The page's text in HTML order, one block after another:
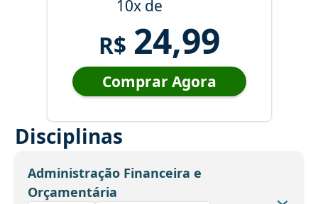
10x de
R$ 24,99
Comprar Agora
Disciplinas
Administração Financeira e
Orçamentária